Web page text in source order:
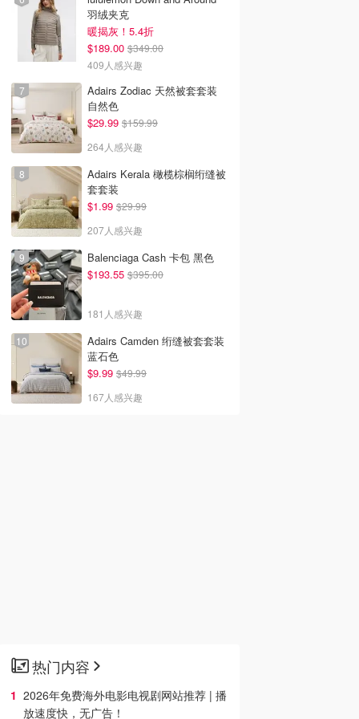
羽绒夹克
暖揭灰！5.4折
$189.00 $349.00
409人感兴趣
Adairs Zodiac 天然被套套装
自然色
$29.99 $159.99
264人感兴趣
Adairs Kerala 橄榄棕榈绗缝被
套套装
$1.99 $29.99
207人感兴趣
Balenciaga Cash 卡包 黑色
$193.55 $395.00
181人感兴趣
Adairs Camden 绗缝被套套装
蓝石色
$9.99 $49.99
167人感兴趣
热门内容
2026年免费海外电影电视剧网站推荐 | 播
放速度快，无广告！